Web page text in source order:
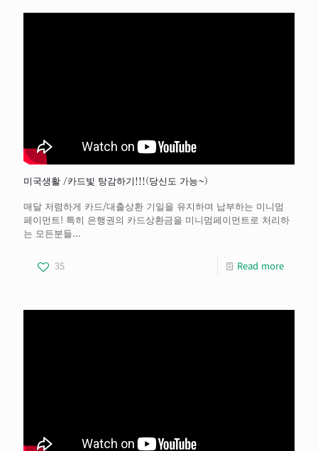
미국생활 /카드빛 탕감하기!!!(당신도 가능~)
매달 저렴하게 카드/대출상환 기일을 유지하며 납부하는 미니멈
페이먼트! 특히 은행권의 카드상환금을 미니멈페이먼트로 처리하
는 모든분들...
35 Read more